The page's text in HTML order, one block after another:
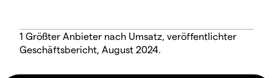
1 Größter Anbieter nach Umsatz, veröffentlichter
Geschäftsbericht, August 2024.